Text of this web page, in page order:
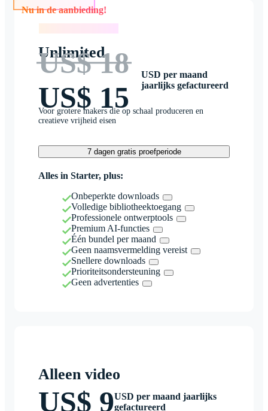
Nu in de aanbieding!
Unlimited
US$ 18
US$ 15
USD per maand
jaarlijks gefactureerd
Voor grotere makers die op schaal produceren en
creatieve vrijheid eisen
7 dagen gratis proefperiode
Alles in Starter, plus:
Onbeperkte downloads
Volledige bibliotheektoegang
Professionele ontwerptools
Premium AI-functies
Één bundel per maand
Geen naamsvermelding vereist
Snellere downloads
Prioriteitsondersteuning
Geen advertenties
Alleen video
US$ 9USD per maand jaarlijks
gefactureerd